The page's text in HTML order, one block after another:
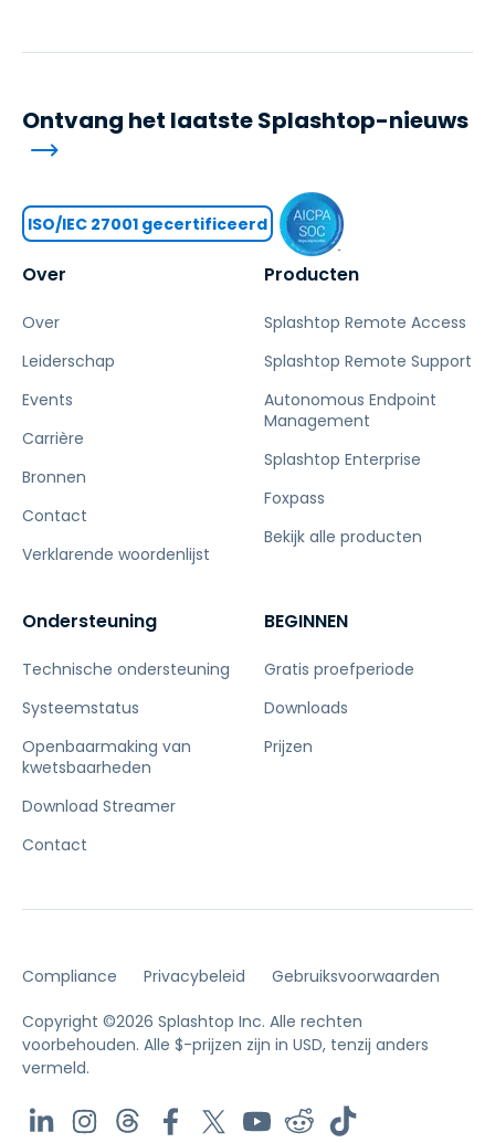
Over
Over
Leiderschap
Events
Carrière
Bronnen
Contact
Verklarende woordenlijst
Producten
Splashtop Remote Access
Splashtop Remote Support
Autonomous Endpoint
Management
Splashtop Enterprise
Foxpass
Bekijk alle producten
Ondersteuning
Technische ondersteuning
Systeemstatus
Openbaarmaking van
kwetsbaarheden
Download Streamer
Contact
BEGINNEN
Gratis proefperiode
Downloads
Prijzen
Ontvang het laatste Splashtop-nieuws
ISO/IEC 27001 gecertificeerd
Compliance Privacybeleid Gebruiksvoorwaarden
Copyright ©2026 Splashtop Inc. Alle rechten
voorbehouden. Alle $-prijzen zijn in USD, tenzij anders
vermeld.